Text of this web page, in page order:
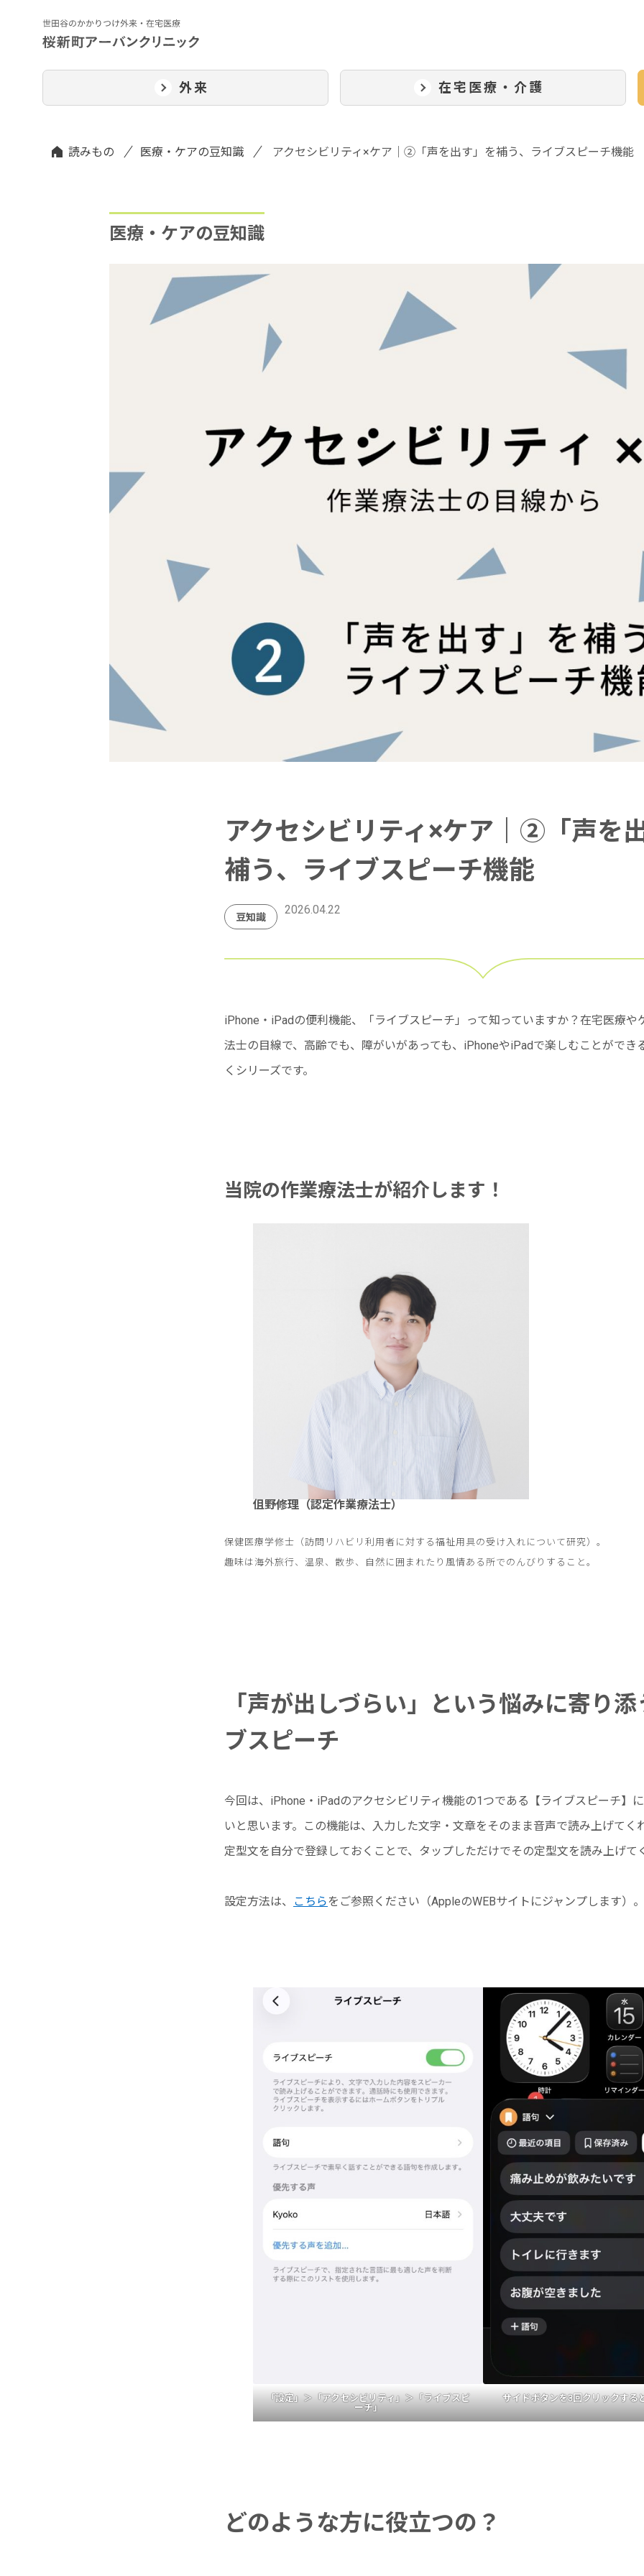
外来 在宅医療・介護
読みもの 医療・ケアの豆知識 アクセシビリティ×ケア｜②「声を出す」を補う、ライブスピーチ機能
医療・ケアの豆知識
アクセシビリティ×ケア｜②「声を
補う、ライブスピーチ機能
豆知識
2026.04.22
iPhone・iPadの便利機能、「ライブスピーチ」って知っていますか？在宅医療や
法士の目線で、高齢でも、障がいがあっても、iPhoneやiPadで楽しむことができ
くシリーズです。
当院の作業療法士が紹介します！
伹野修理（認定作業療法士）
保健医療学修士（訪問リハビリ利用者に対する福祉用具の受け入れについて研究）。
趣味は海外旅行、温泉、散歩、自然に囲まれたり風情ある所でのんびりすること。
「声が出しづらい」という悩みに寄り
ブスピーチ
今回は、iPhone・iPadのアクセシビリティ機能の1つである【ライブスピーチ】
いと思います。この機能は、入力した文字・文章をそのまま音声で読み上げてく
定型文を自分で登録しておくことで、タップしただけでその定型文を読み上げて
設定方法は、 こちら をご参照ください（AppleのWEBサイトにジャンプします）。
「設定」＞「アクセシビリティ」＞「ライブスピ
ーチ」
サイドボタンを3回クリックする
どのような方に役立つの？